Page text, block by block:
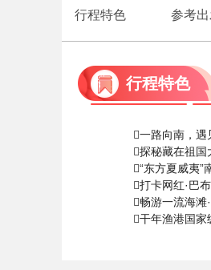
行程特色 参考
行程特色
一路向南，遇
探秘藏在祖
“东方夏威夷”
打卡网红·巴
畅游一流海滩
干年渔港国